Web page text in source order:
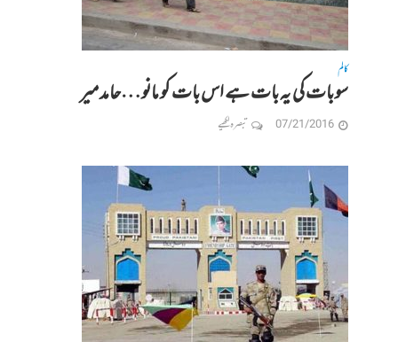
کالم
سو بات کی یہ بات ہے اس بات کو مانو…حامد میر
07/21/2016 تبصرہ لکھیے